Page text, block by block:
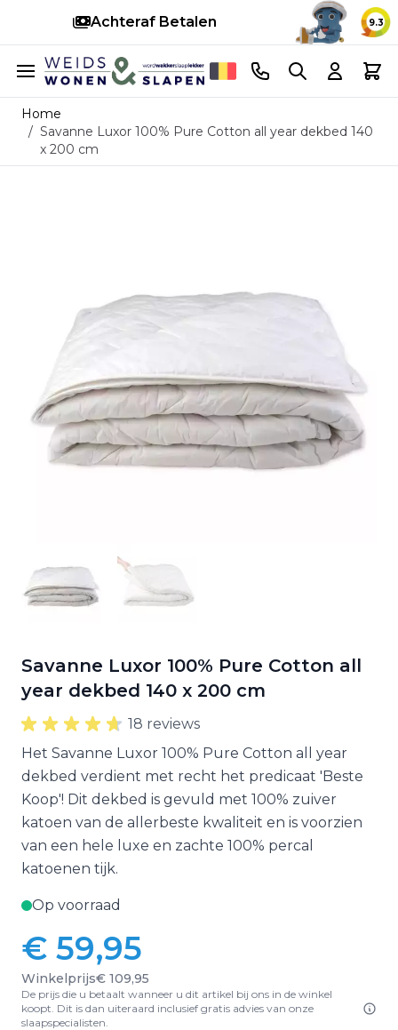
Achteraf Betalen 9.3
Ga naar de inhoud
Telefoonnummer
Search Cart
Home
/ Savanne Luxor 100% Pure Cotton all year dekbed 140
x 200 cm
Savanne Luxor 100% Pure Cotton all
year dekbed 140 x 200 cm
18 reviews
Het Savanne Luxor 100% Pure Cotton all year
dekbed verdient met recht het predicaat 'Beste
Koop'! Dit dekbed is gevuld met 100% zuiver
katoen van de allerbeste kwaliteit en is voorzien
van een hele luxe en zachte 100% percal
katoenen tijk.
Op voorraad
€ 59,95
Winkelprijs€ 109,95
De prijs die u betaalt wanneer u dit artikel bij ons in de winkel
koopt. Dit is dan uiteraard inclusief gratis advies van onze
slaapspecialisten.